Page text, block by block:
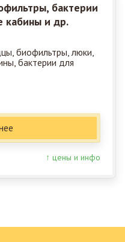
бактерии
кабины и др.
биофильтры, люки,
бактерии для
↑ цены и инфо